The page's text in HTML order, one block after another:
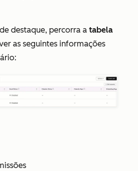
destaque, percorra a tabela
as seguintes informações